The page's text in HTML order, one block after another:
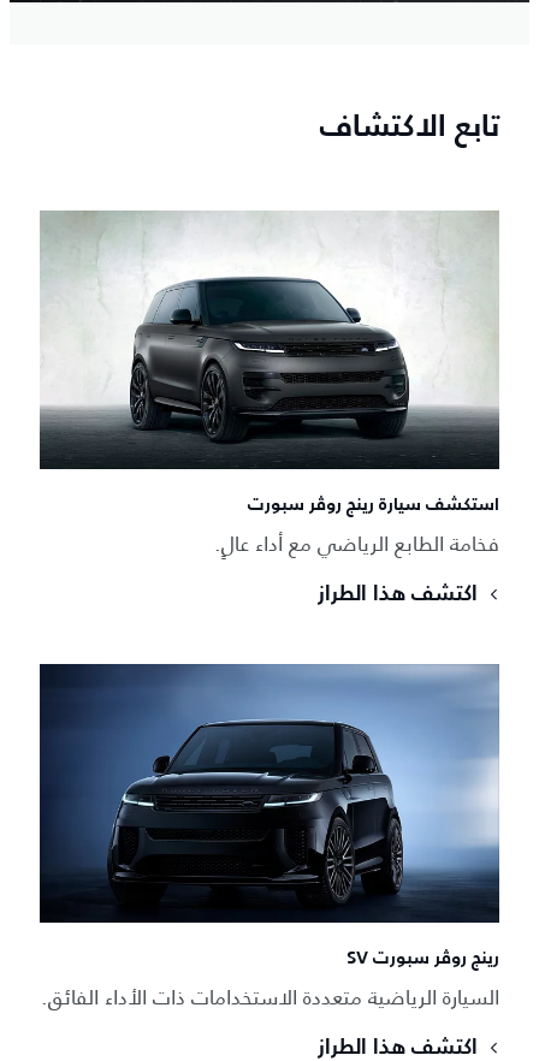
تابع الاكتشاف
استكشف سيارة رينج روڤر سبورت
فخامة الطابع الرياضي مع أداء عالٍ.
اكتشف هذا الطراز
رينج روڤر سبورت SV
السيارة الرياضية متعددة الاستخدامات ذات الأداء الفائق.
اكتشف هذا الطراز